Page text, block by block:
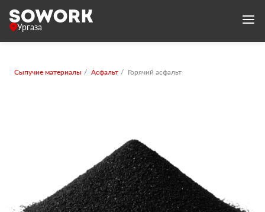
Ургаза
Сыпучие материалы Асфальт Горячий асфальт